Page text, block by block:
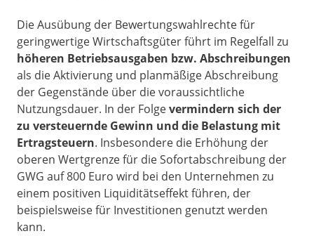
Die Ausübung der Bewertungswahlrechte für
geringwertige Wirtschaftsgüter führt im Regelfall zu
höheren Betriebsausgaben bzw. Abschreibungen
als die Aktivierung und planmäßige Abschreibung
der Gegenstände über die voraussichtliche
Nutzungsdauer. In der Folgevermindern sich der
zu versteuernde Gewinn und die Belastung mit
Ertragsteuern. Insbesondere die Erhöhung der
oberen Wertgrenze für die Sofortabschreibung der
GWG auf 800 Euro wird bei den Unternehmen zu
einem positiven Liquiditätseffekt führen, der
beispielsweise für Investitionen genutzt werden
kann.